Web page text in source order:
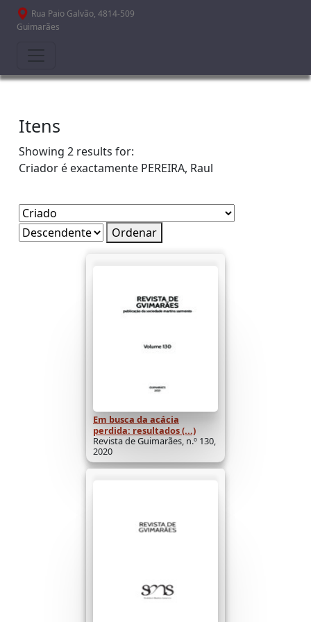
Passar para o conteúdo principal
Rua Paio Galvão, 4814-509
Guimarães
Itens
Showing 2 results for:
Criador é exactamente PEREIRA, Raul
Ordenar
Em busca da acácia
perdida: resultados (...)
Revista de Guimarães, n.º 130,
2020